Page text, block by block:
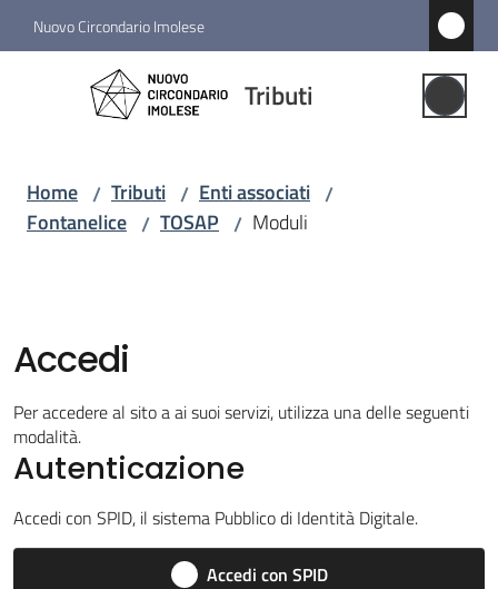
Vai al contenuto
Vai alla navigazione
Vai al footer
Nuovo Circondario Imolese
Tributi
Tributi
Gestione
Notizie
Menu selezionato
Struttura
e
funzioni
Home / Tributi / Enti associati /
Fontanelice / TOSAP / Moduli
Accedi
Per accedere al sito a ai suoi servizi, utilizza una delle seguenti
modalità.
Autenticazione
Accedi con SPID, il sistema Pubblico di Identità Digitale.
Accedi con SPID